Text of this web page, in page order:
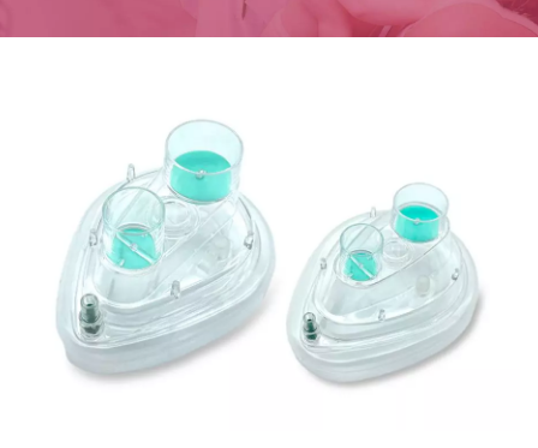
BVMs | Asia Connection